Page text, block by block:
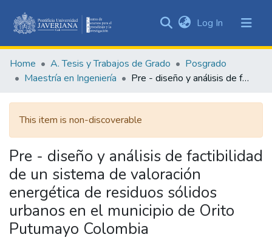
&
Collections
Statistics
Log In (current)
Home A. Tesis y Trabajos de Grado
Posgrado
Maestría en Ingeniería
Pre - diseño y análisis de factibilidad de un sistema de valoración energética de residuos sólidos urbanos en el municipio de Orito Putumayo Colombia
This item is non-discoverable
Pre - diseño y análisis de factibilidad
de un sistema de valoración
energética de residuos sólidos
urbanos en el municipio de Orito
Putumayo Colombia